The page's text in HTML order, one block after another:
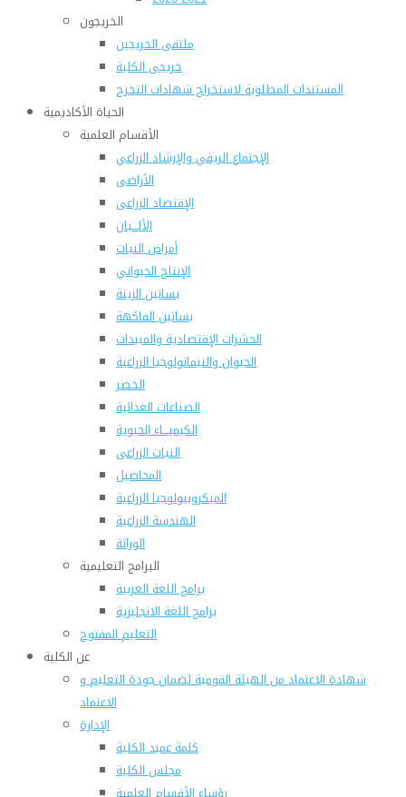
الخريجون
ملتقى الخريجين
خريجى الكلية
المستندات المطلوبة لاستخراج شهادات التخرج
الحياة الأكاديمية
الأقسام العلمية
الإجتماع الريفي والإرشاد الزراعي
الأراضى
الإقتصاد الزراعى
الألـــبان
أمراض النبات
الإنتاج الحيواني
بساتين الزينة
بساتين الفاكهة
الحشرات الإقتصادية والمبيدات
الحيوان والنيماتولوجيا الزراعية
الخضر
الصناعات الغذائية
الكيميـــاء الحيوية
النبات الزراعى
المحاصيل
الميكروبيولوجيا الزراعية
الهندسة الزراعية
الوراثة
البرامج التعليمية
برامج اللغة العربية
برامج اللغة الانجليزية
التعليم المفتوح
عن الكلية
شهادة الاعتماد من الهيئة القومية لضمان جودة التعليم و
الاعتماد
الإدارة
كلمة عميد الكلية
مجلس الكلية